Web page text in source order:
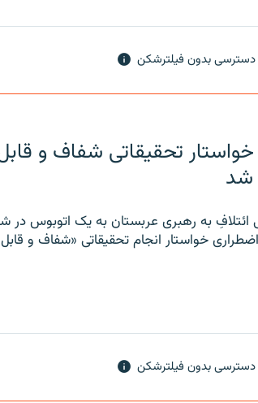
دسترسی بدون فیلترشکن
تحقیقاتی شفاف و
شد
به رهبری عربستان به یک اتوبوس
خواستار انجام تحقیقاتی «شفاف و
دسترسی بدون فیلترشکن